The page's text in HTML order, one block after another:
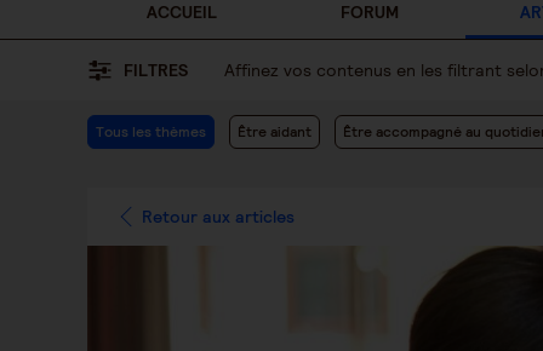
ACCUEIL FORUM
FILTRES Affinez vos contenus en les filtrant
Tous les thèmes Être aidant Être accompagné au
Retour aux articles